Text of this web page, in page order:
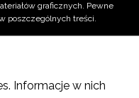
graficznych. Pewne
poszczególnych treści.
Informacje w nich